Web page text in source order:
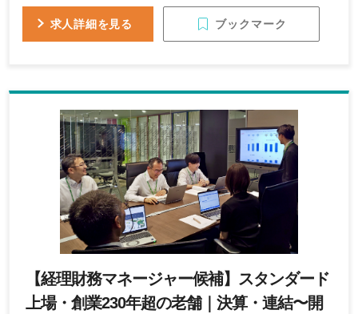
〇キャッシュマネジメントシステムのご経験がある
求人詳細を見る ブックマーク
【経理財務マネージャー候補】スタンダード
上場・創業230年超の老舗｜決算・連結〜開